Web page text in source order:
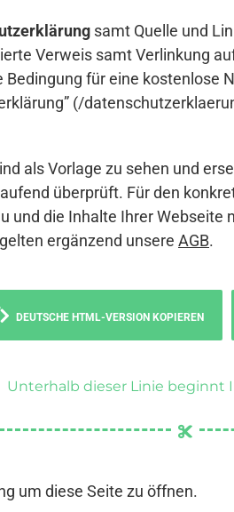
samt Quelle und
Verweis samt Verlinkung
für eine
(/
als Vorlage zu sehen und
überprüft. Für den
und die Inhalte Ihrer
ergänzend unsere AGB.
DEUTSCHE HTML-VERSION KOPIEREN
Unterhalb dieser Linie beginnt
um diese Seite zu öffnen.